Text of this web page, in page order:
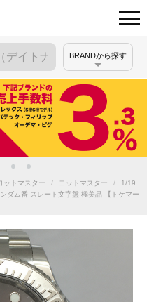
BRANDから探す
ットマスター / ヨットマスター /
1/19
ダム番 スレート文字盤 極美品 【トケマー